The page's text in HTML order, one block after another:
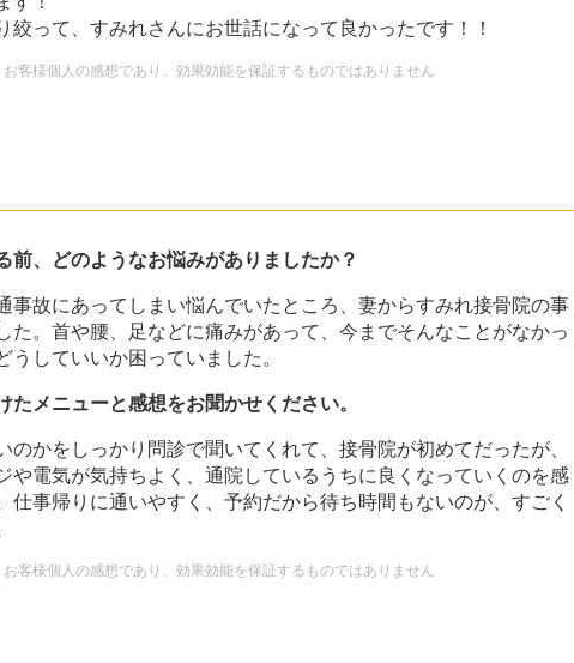
絞って、すみれさんにお世話になって良かったです！！
お客様個人の感想であり、効果効能を保証するものではありません
前、どのようなお悩みがありましたか？
事故にあってしまい悩んでいたところ、妻からすみれ接骨院の事
た。首や腰、足などに痛みがあって、今までそんなことがなかっ
うしていいか困っていました。
たメニューと感想をお聞かせください。
のかをしっかり問診で聞いてくれて、接骨院が初めてだったが、
や電気が気持ちよく、通院しているうちに良くなっていくのを感
仕事帰りに通いやすく、予約だから待ち時間もないのが、すごく
お客様個人の感想であり、効果効能を保証するものではありません